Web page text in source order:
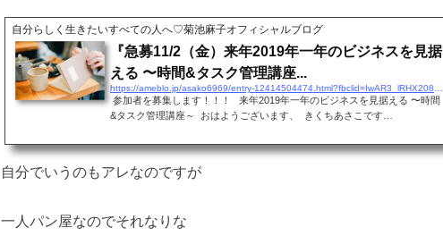
自分らしく生きたいすべての人へ♡菊池麻子オフィシャルブログ
『急募11/2（金）来年2019年一年のビジネスを見据
える 〜時間&タスク管理講座...
https://ameblo.jp/asako6969/entry-12414504474.html?fbclid=IwAR3_lRHX2081zO3nMz1ZGrd5TRl2qoaPgxpCGhkcZPCCAWihC9fl2uT61Do
参加者を募集します！！！ 来年2019年一年のビジネスを見据える 〜時間
&タスク管理講座～ おはようございます、 きくちあさこです…
自分でいうのもアレなのですが
一人パン屋なのでそれなりな